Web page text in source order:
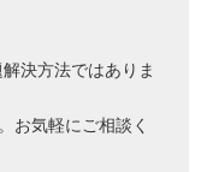
決方法ではありま
お気軽にご相談く